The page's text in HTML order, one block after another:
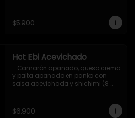
$5.900
Hot Ebi Acevichado
- Camarón apanado, queso crema
y palta apanado en panko con
salsa acevichada y shichimi (8
$6.900